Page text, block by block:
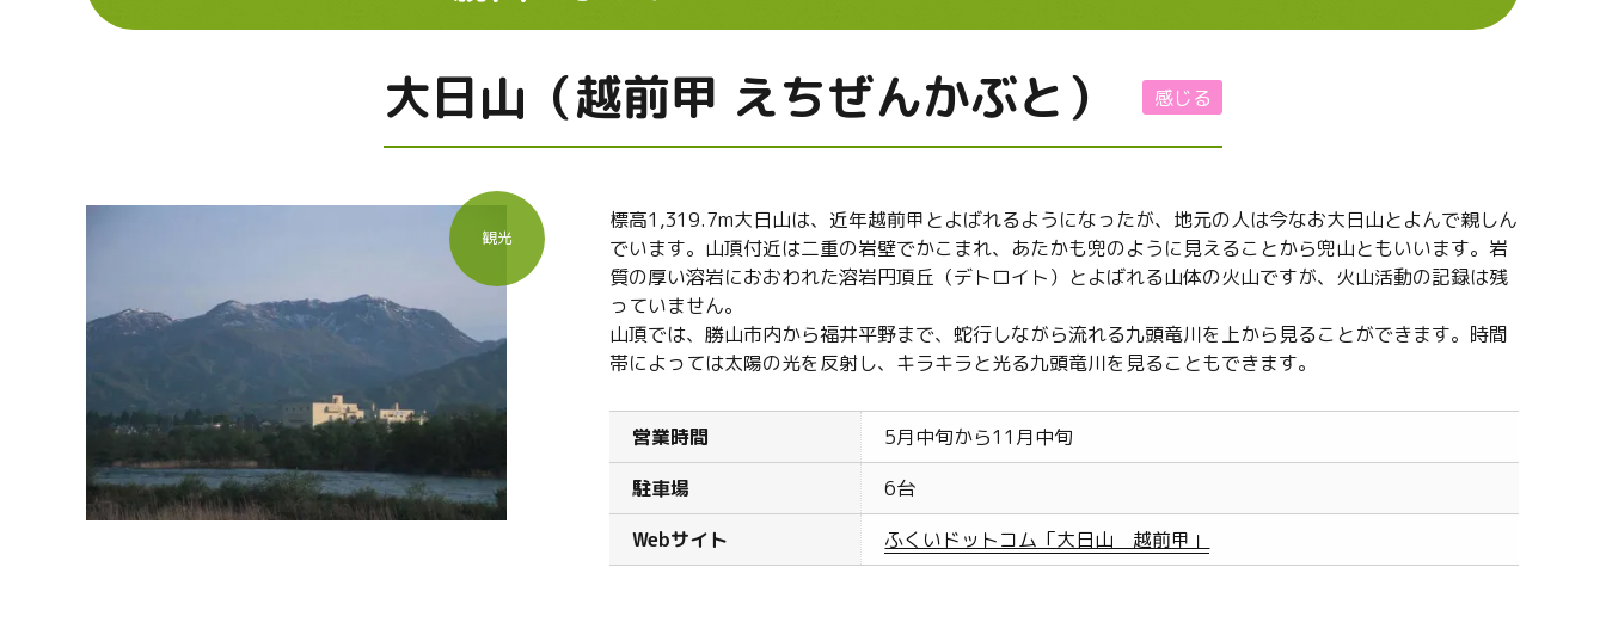
大日山（越前甲 えちぜんかぶと） 感じる
観光
標高1,319.7m大日山は、近年越前甲とよばれるようになったが、地元の人は今なお大日山とよんで親しん
でいます。山頂付近は二重の岩壁でかこまれ、あたかも兜のように見えることから兜山ともいいます。岩
質の厚い溶岩におおわれた溶岩円頂丘（デトロイト）とよばれる山体の火山ですが、火山活動の記録は残
っていません。
山頂では、勝山市内から福井平野まで、蛇行しながら流れる九頭竜川を上から見ることができます。時間
帯によっては太陽の光を反射し、キラキラと光る九頭竜川を見ることもできます。
営業時間
5月中旬から11月中旬
駐車場
6台
Webサイト
ふくいドットコム「大日山 越前甲」